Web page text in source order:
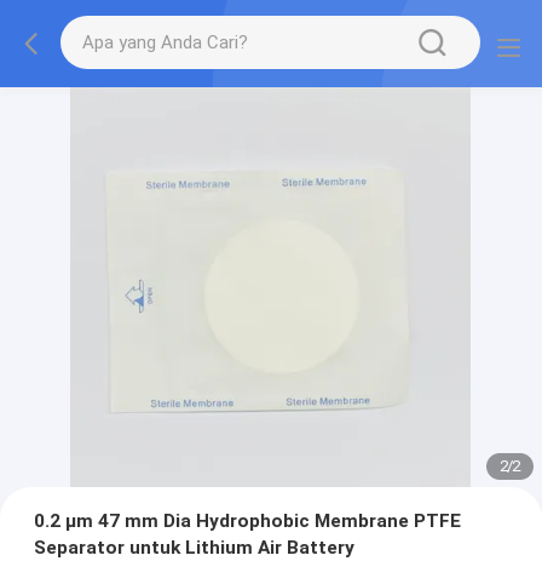
2/2
0.2 μm 47 mm Dia Hydrophobic Membrane PTFE
Separator untuk Lithium Air Battery